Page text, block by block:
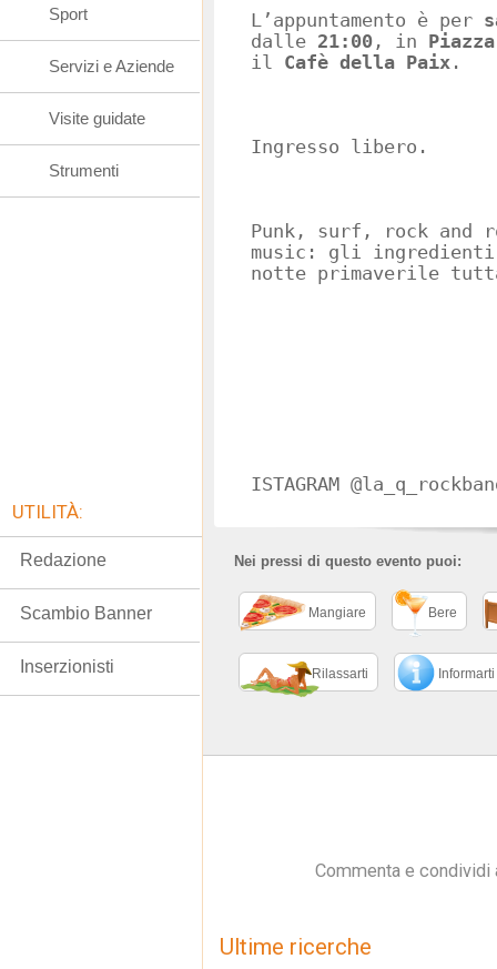
L’appuntamento è per
dalle 21:00 , in
il Cafè della Paix .
Ingresso libero.
Punk, surf, rock
music: gli
notte primaverile
ISTAGRAM
Nei pressi di questo evento puoi:
Mangiare Bere
Rilassarti Informarti
Commenta e
Ultime ricerche
Sport
Servizi e Aziende
Visite guidate
Strumenti
UTILITÀ:
Redazione
Scambio Banner
Inserzionisti